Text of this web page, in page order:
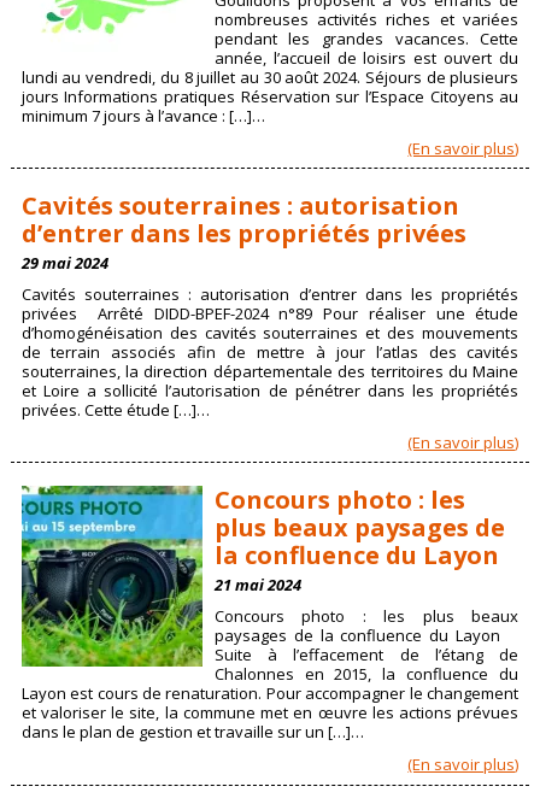
nombreuses activités riches et variées
pendant les grandes vacances. Cette
année, l’accueil de loisirs est ouvert du
lundi au vendredi, du 8 juillet au 30 août 2024. Séjours de plusieurs
jours Informations pratiques Réservation sur l’Espace Citoyens au
minimum 7 jours à l’avance : […]…
(En savoir plus)
Cavités souterraines : autorisation
d’entrer dans les propriétés privées
29 mai 2024
Cavités souterraines : autorisation d’entrer dans les propriétés
privées Arrêté DIDD-BPEF-2024 n°89 Pour réaliser une étude
d’homogénéisation des cavités souterraines et des mouvements
de terrain associés afin de mettre à jour l’atlas des cavités
souterraines, la direction départementale des territoires du Maine
et Loire a sollicité l’autorisation de pénétrer dans les propriétés
privées. Cette étude […]…
(En savoir plus)
Concours photo : les
plus beaux paysages de
la confluence du Layon
21 mai 2024
Concours photo : les plus beaux
paysages de la confluence du Layon
Suite à l’effacement de l’étang de
Chalonnes en 2015, la confluence du
Layon est cours de renaturation. Pour accompagner le changement
et valoriser le site, la commune met en œuvre les actions prévues
dans le plan de gestion et travaille sur un […]…
(En savoir plus)